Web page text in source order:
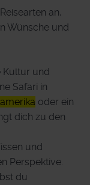
an,
Wünsche und
Kultur und
Safari in
oder ein
dich zu den
und
Perspektive.
du